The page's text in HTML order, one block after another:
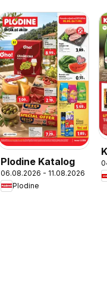
Plodine Katalog
06.08.2026 - 11.08.2026
Plodine